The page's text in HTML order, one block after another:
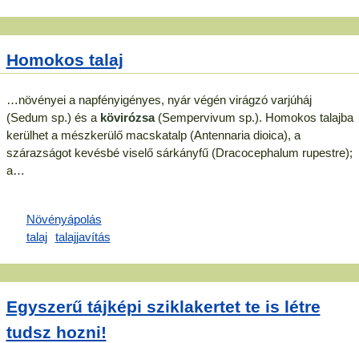
Homokos talaj
…növényei a napfényigényes, nyár végén virágzó varjúháj
(Sedum sp.) és a kövirózsa(Sempervivum sp.). Homokos talajba
kerülhet a mészkerülő macskatalp (Antennaria dioica), a
szárazságot kevésbé viselő sárkányfű (Dracocephalum rupestre);
a…
Egyszerű tájképi sziklakertet te is létre
tudsz hozni!